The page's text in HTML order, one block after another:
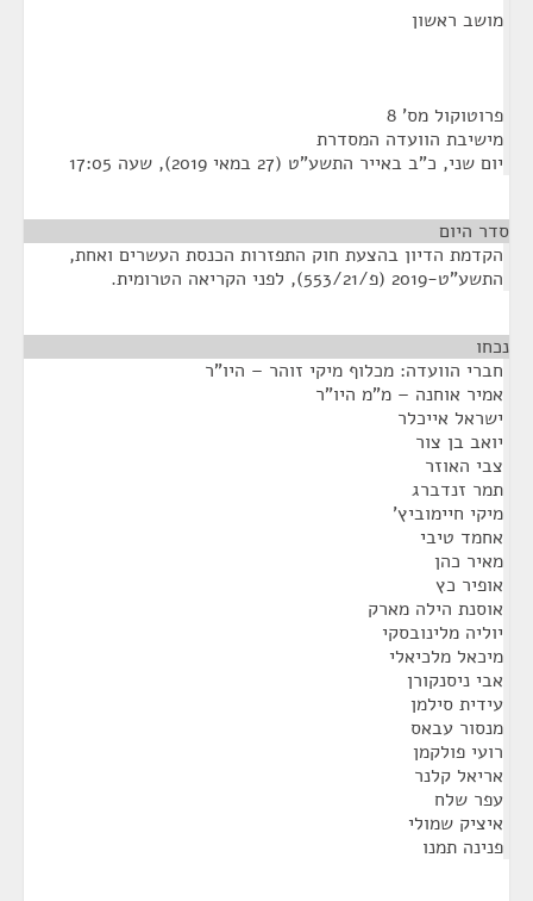
מושב ראשון
פרוטוקול מס' 8
מישיבת הוועדה המסדרת
יום שני, כ"ב באייר התשע"ט (27 במאי 2019), שעה 17:05
סדר היום
הקדמת הדיון בהצעת חוק התפזרות הכנסת העשרים ואחת,
התשע"ט-2019 (פ/553/21), לפני הקריאה הטרומית.
נכחו
חברי הוועדה: מכלוף מיקי זוהר – היו"ר
אמיר אוחנה – מ"מ היו"ר
ישראל אייכלר
יואב בן צור
צבי האוזר
תמר זנדברג
מיקי חיימוביץ'
אחמד טיבי
מאיר כהן
אופיר כץ
אוסנת הילה מארק
יוליה מלינובסקי
מיכאל מלכיאלי
אבי ניסנקורן
עידית סילמן
מנסור עבאס
רועי פולקמן
אריאל קלנר
עפר שלח
איציק שמולי
פנינה תמנו